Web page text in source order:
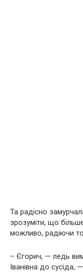
Та радісно
зрозуміти, що
можливо, радіючи
– Єгорич, — ледь
Іванівна до